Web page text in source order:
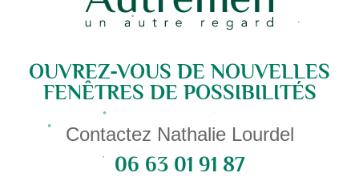
OUVREZ-VOUS DE NOUVELLES
FENÊTRES DE POSSIBILITÉS
Contactez Nathalie Lourdel
06 63 01 91 87